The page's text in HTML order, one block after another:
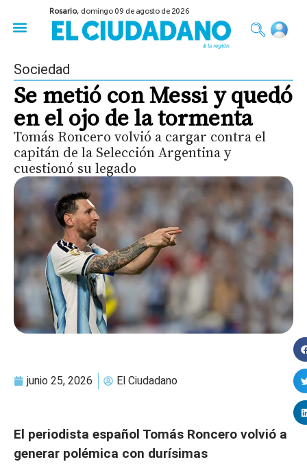
Rosario, domingo 09 de agosto de 2026
Sociedad
Se metió con Messi y quedó
en el ojo de la tormenta
Tomás Roncero volvió a cargar contra el
capitán de la Selección Argentina y
cuestionó su legado
junio 25, 2026 El Ciudadano
El periodista español Tomás Roncero volvió a
generar polémica con durísimas